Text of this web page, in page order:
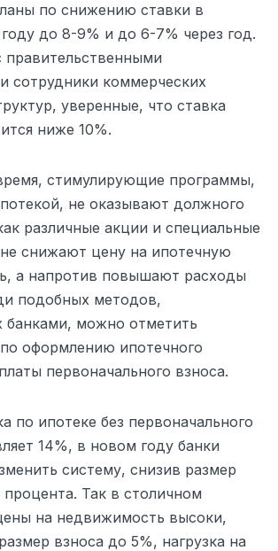
по снижению ставки в
до 8-9% и до 6-7% через год.
правительственными
сотрудники коммерческих
уверенные, что ставка
ниже 10%.
стимулирующие программы,
не оказывают должного
различные акции и специальные
снижают цену на ипотечную
а напротив повышают расходы
подобных методов,
банками, можно отметить
оформлению ипотечного
первоначального взноса.
по ипотеке без первоначального
14%, в новом году банки
систему, снизив размер
Так в столичном
на недвижимость высоки,
взноса до 5%, нагрузка на